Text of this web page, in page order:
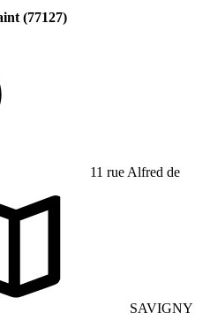
(77127)
11 rue Alfred de
SAVIGNY